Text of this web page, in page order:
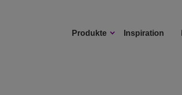
Produkte Inspiration